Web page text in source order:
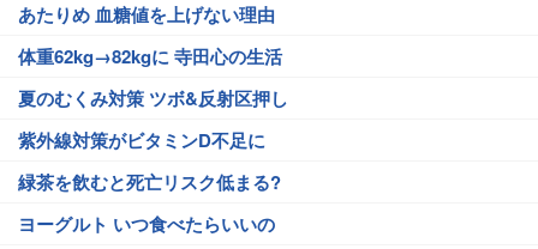
あたりめ 血糖値を上げない理由
体重62kg→82kgに 寺田心の生活
夏のむくみ対策 ツボ&反射区押し
紫外線対策がビタミンD不足に
緑茶を飲むと死亡リスク低まる?
ヨーグルト いつ食べたらいいの